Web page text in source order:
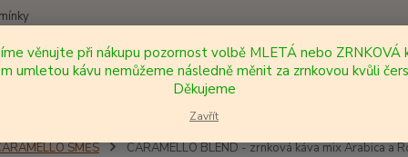
Hledat
SMĚS CARAMELLO BLEND - zrnková káva mix Arabica a
věnujte při nákupu pozornost volbě MLETÁ nebo ZRNKOVÁ
umletou kávu nemůžeme následně měnit za zrnkovou kvůli
Děkujeme
Zavřít